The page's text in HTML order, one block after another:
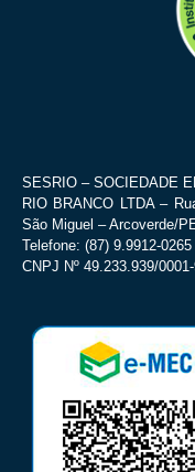
SESRIO – SOCIEDADE
RIO BRANCO LTDA –
São Miguel – Arcoverde/
Telefone: (87) 9.9912-0265
CNPJ Nº 49.233.939/